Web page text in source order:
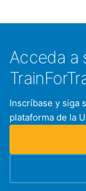
Acceda a
Inscríbase y siga
plataforma de la